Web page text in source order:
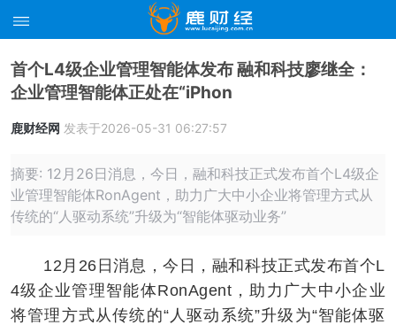
首个L4级企业管理智能体发布 融和科技廖继全：
企业管理智能体正处在“iPhon
鹿财经网 发表于2026-05-31 06:27:57
摘要: 12月26日消息，今日，融和科技正式发布首个L4级企
业管理智能体RonAgent，助力广大中小企业将管理方式从
传统的“人驱动系统”升级为“智能体驱动业务”
12月26日消息，今日，融和科技正式发布首个L
4级企业管理智能体RonAgent，助力广大中小企业
将管理方式从传统的“人驱动系统”升级为“智能体驱